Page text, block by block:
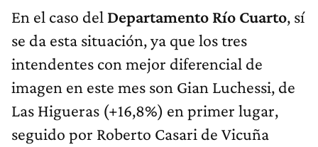
En el caso del Departamento Río Cuarto, sí
se da esta situación, ya que los tres
intendentes con mejor diferencial de
imagen en este mes son Gian Luchessi, de
Las Higueras (+16,8%) en primer lugar,
seguido por Roberto Casari de Vicuña